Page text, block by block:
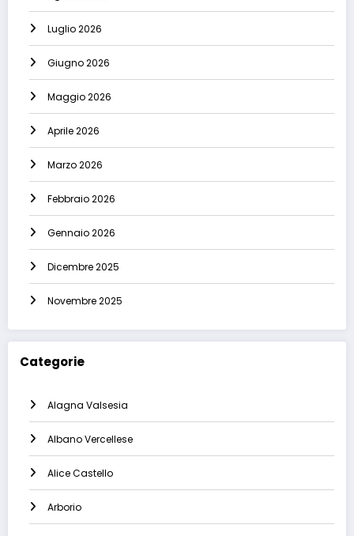
Luglio 2026
Giugno 2026
Maggio 2026
Aprile 2026
Marzo 2026
Febbraio 2026
Gennaio 2026
Dicembre 2025
Novembre 2025
Categorie
Alagna Valsesia
Albano Vercellese
Alice Castello
Arborio